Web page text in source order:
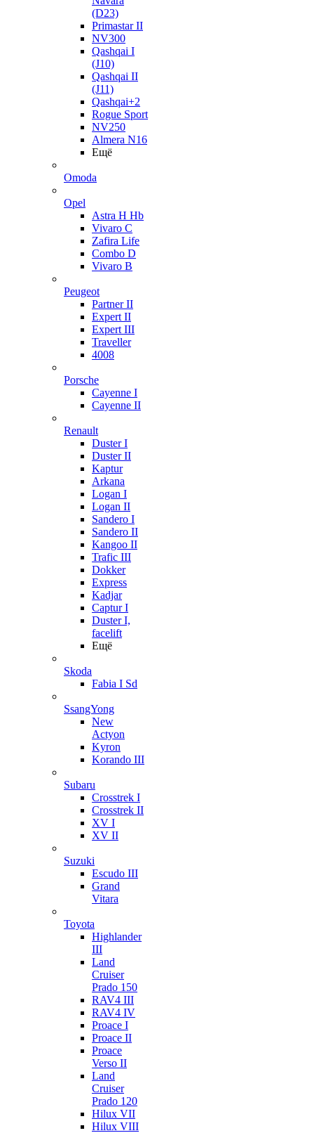
(D23)
Primastar II
NV300
Qashqai I
(J10)
Qashqai II
(J11)
Qashqai+2
Rogue Sport
NV250
Almera N16
Ещё
Omoda
Opel
Astra H Hb
Vivaro C
Zafira Life
Combo D
Vivaro B
Peugeot
Partner II
Expert II
Expert III
Traveller
4008
Porsche
Cayenne I
Cayenne II
Renault
Duster I
Duster II
Kaptur
Arkana
Logan I
Logan II
Sandero I
Sandero II
Kangoo II
Trafic III
Dokker
Express
Kadjar
Captur I
Duster I,
facelift
Ещё
Skoda
Fabia I Sd
SsangYong
New
Actyon
Kyron
Korando III
Subaru
Crosstrek I
Crosstrek II
XV I
XV II
Suzuki
Escudo III
Grand
Vitara
Toyota
Highlander
III
Land
Cruiser
Prado 150
RAV4 III
RAV4 IV
Proace I
Proace II
Proace
Verso II
Land
Cruiser
Prado 120
Hilux VII
Hilux VIII